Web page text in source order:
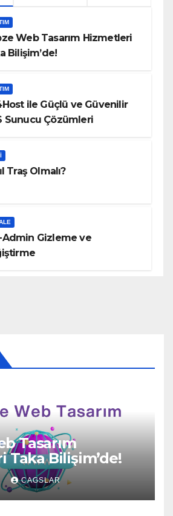
Web Tasarım Hizmetleri
Bilişim’de!
ile Güçlü ve Güvenilir
Sunucu Çözümleri
Traş Olmalı?
Gizleme ve
Tasarım
Taka Bilişim’de!
CAGSLAR